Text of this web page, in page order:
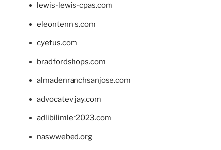
lewis-lewis-cpas.com
eleontennis.com
cyetus.com
bradfordshops.com
almadenranchsanjose.com
advocatevijay.com
adlibilimler2023.com
naswwebed.org